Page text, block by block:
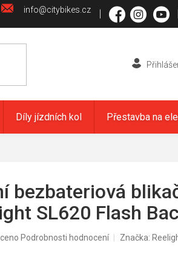
info@citybikes.cz
Díly jízdních kol Přestavba na
bezbateriová
SL620 Flash
Podrobnosti hodnocení Značka: